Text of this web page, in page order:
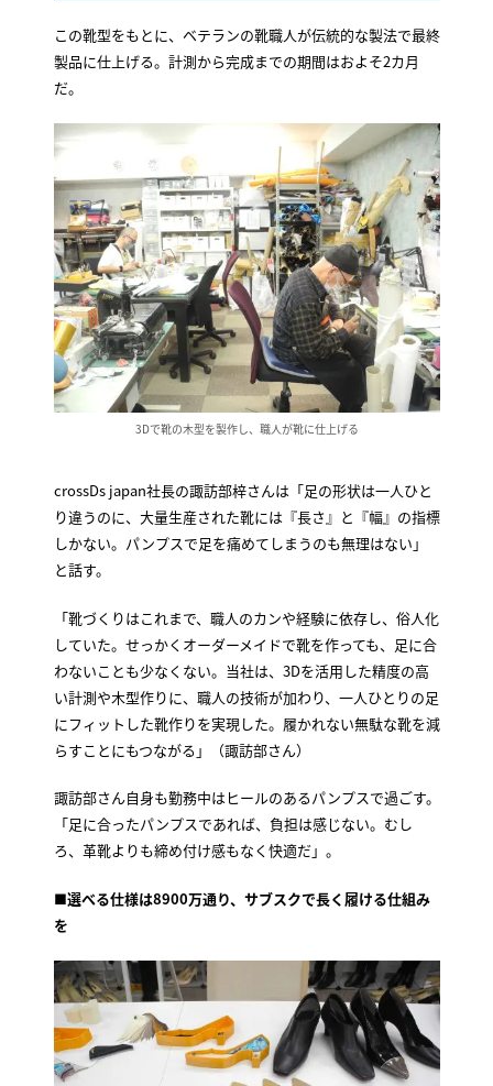
この靴型をもとに、ベテランの靴職人が伝統的な製法で最終
製品に仕上げる。計測から完成までの期間はおよそ2カ月
だ。
3Dで靴の木型を製作し、職人が靴に仕上げる
crossDs japan社長の諏訪部梓さんは「足の形状は一人ひと
り違うのに、大量生産された靴には『長さ』と『幅』の指標
しかない。パンプスで足を痛めてしまうのも無理はない」
と話す。
「靴づくりはこれまで、職人のカンや経験に依存し、俗人化
していた。せっかくオーダーメイドで靴を作っても、足に合
わないことも少なくない。当社は、3Dを活用した精度の高
い計測や木型作りに、職人の技術が加わり、一人ひとりの足
にフィットした靴作りを実現した。履かれない無駄な靴を減
らすことにもつながる」（諏訪部さん）
諏訪部さん自身も勤務中はヒールのあるパンプスで過ごす。
「足に合ったパンプスであれば、負担は感じない。むし
ろ、革靴よりも締め付け感もなく快適だ」。
■選べる仕様は8900万通り、サブスクで長く履ける仕組み
を